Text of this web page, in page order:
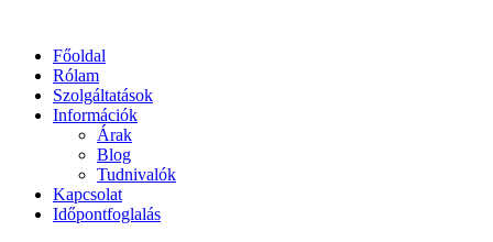
Főoldal
Rólam
Szolgáltatások
Információk
Árak
Blog
Tudnivalók
Kapcsolat
Időpontfoglalás